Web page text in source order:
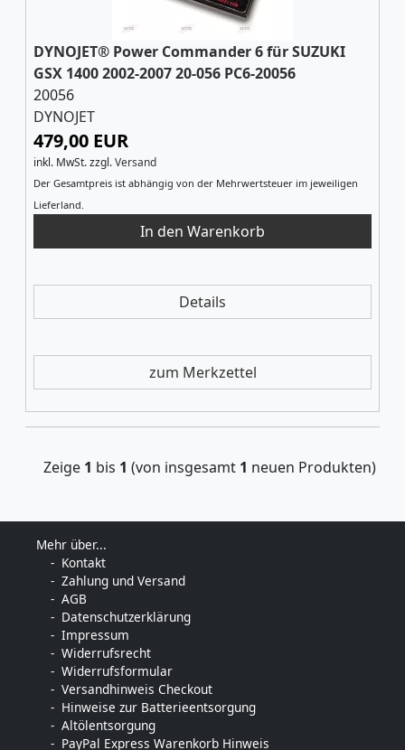
DYNOJET® Power Commander 6 für SUZUKI
GSX 1400 2002-2007 20-056 PC6-20056
20056
DYNOJET
479,00 EUR
inkl. MwSt.zzgl.Versand
Der Gesamtpreis ist abhängig von der Mehrwertsteuer im jeweiligen
Lieferland.
Details
zum Merkzettel
Zeige 1 bis 1 (von insgesamt 1 neuen Produkten)
Mehr über...
Kontakt
Zahlung und Versand
AGB
Datenschutzerklärung
Impressum
Widerrufsrecht
Widerrufsformular
Versandhinweis Checkout
Hinweise zur Batterieentsorgung
Altölentsorgung
PayPal Express Warenkorb Hinweis